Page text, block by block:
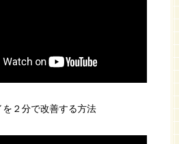
２分で改善する方法